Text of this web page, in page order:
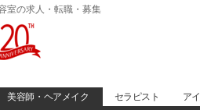
室の求人・転職・募集
美容師・ヘアメイク セラピスト ア